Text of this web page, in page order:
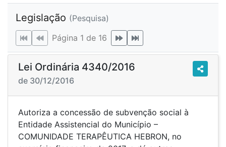
Legislação (Pesquisa)
Página 1 de 16
Lei Ordinária 4340/2016
de 30/12/2016
Autoriza a concessão de subvenção social à
Entidade Assistencial do Município –
COMUNIDADE TERAPÊUTICA HEBRON, no